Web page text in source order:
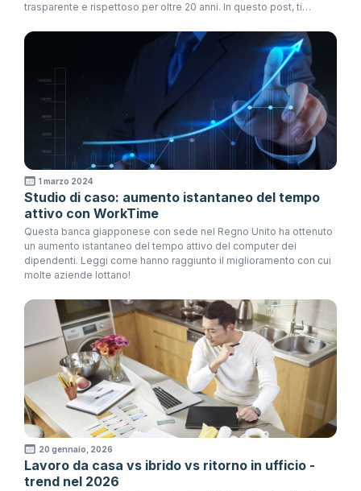
trasparente e rispettoso per oltre 20 anni. In questo post, ti
ottenere preziose informazioni sul lavoro dei dipendenti e molto
1 marzo 2024
Studio di caso: aumento istantaneo del tempo
attivo con WorkTime
Questa banca giapponese con sede nel Regno Unito ha ottenuto
un aumento istantaneo del tempo attivo del computer dei
dipendenti. Leggi come hanno raggiunto il miglioramento con cui
molte aziende lottano!
20 gennaio, 2026
Lavoro da casa vs ibrido vs ritorno in ufficio -
trend nel 2026